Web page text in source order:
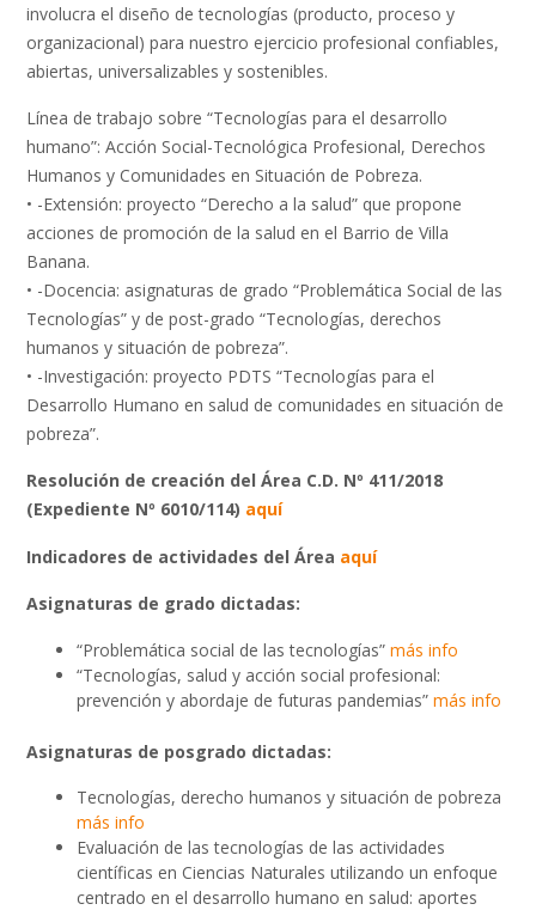
involucra el diseño de tecnologías (producto, proceso y
organizacional) para nuestro ejercicio profesional confiables,
abiertas, universalizables y sostenibles.
Línea de trabajo sobre “Tecnologías para el desarrollo
humano”: Acción Social-Tecnológica Profesional, Derechos
Humanos y Comunidades en Situación de Pobreza.
• -Extensión: proyecto “Derecho a la salud” que propone
acciones de promoción de la salud en el Barrio de Villa
Banana.
• -Docencia: asignaturas de grado “Problemática Social de las
Tecnologías” y de post-grado “Tecnologías, derechos
humanos y situación de pobreza”.
• -Investigación: proyecto PDTS “Tecnologías para el
Desarrollo Humano en salud de comunidades en situación de
pobreza”.
Resolución de creación del Área C.D. Nº 411/2018
(Expediente Nº 6010/114) aquí
Indicadores de actividades del Área aquí
Asignaturas de grado dictadas:
“Problemática social de las tecnologías” más info
“Tecnologías, salud y acción social profesional:
prevención y abordaje de futuras pandemias” más info
Asignaturas de posgrado dictadas:
Tecnologías, derecho humanos y situación de pobreza
más info
Evaluación de las tecnologías de las actividades
científicas en Ciencias Naturales utilizando un enfoque
centrado en el desarrollo humano en salud: aportes